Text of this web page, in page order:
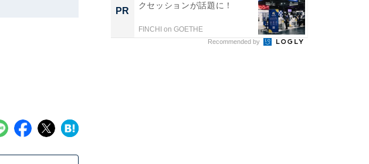
PR
クセッションが話題に！
FINCHI on GOETHE
Recommended by